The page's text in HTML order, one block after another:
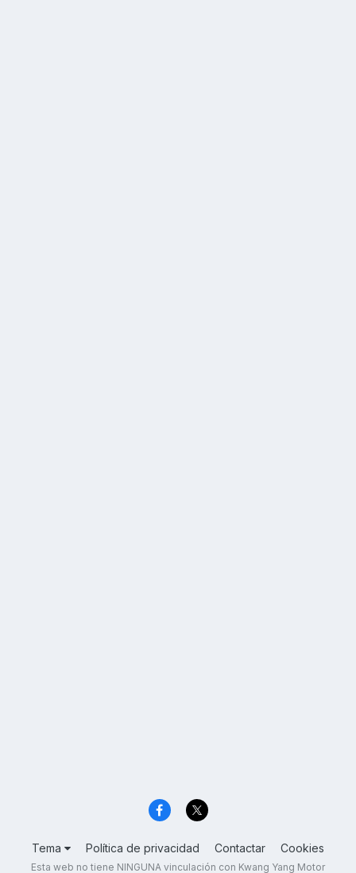
Tema Política de privacidad Contactar Cookies
Esta web no tiene NINGUNA vinculación con Kwang Yang Motor